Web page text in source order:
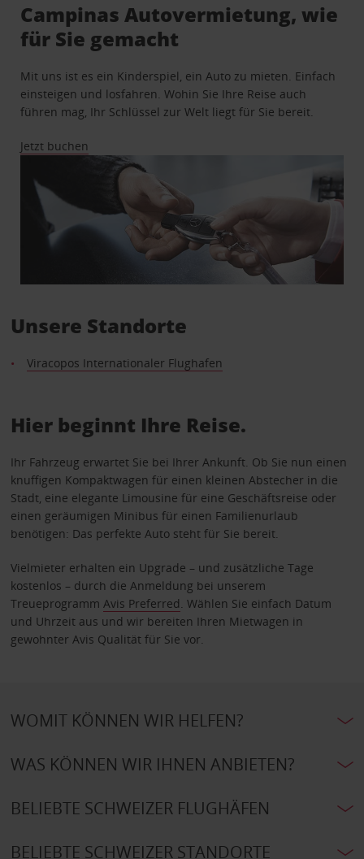
Campinas Autovermietung, wie
für Sie gemacht
Mit uns ist es ein Kinderspiel, ein Auto zu mieten. Einfach
einsteigen und losfahren. Wohin Sie Ihre Reise auch
führen mag, Ihr Schlüssel zur Welt liegt für Sie bereit.
Jetzt buchen
Unsere Standorte
Viracopos Internationaler Flughafen
Hier beginnt Ihre Reise.
Ihr Fahrzeug erwartet Sie bei Ihrer Ankunft. Ob Sie nun einen
knuffigen Kompaktwagen für einen kleinen Abstecher in die
Stadt, eine elegante Limousine für eine Geschäftsreise oder
einen geräumigen Minibus für einen Familienurlaub
benötigen: Das perfekte Auto steht für Sie bereit.
Vielmieter erhalten ein Upgrade – und zusätzliche Tage
kostenlos – durch die Anmeldung bei unserem
Treueprogramm Avis Preferred . Wählen Sie einfach Datum
und Uhrzeit aus und wir bereiten Ihren Mietwagen in
gewohnter Avis Qualität für Sie vor.
WOMIT KÖNNEN WIR HELFEN?
WAS KÖNNEN WIR IHNEN ANBIETEN?
BELIEBTE SCHWEIZER FLUGHÄFEN
BELIEBTE SCHWEIZER STANDORTE